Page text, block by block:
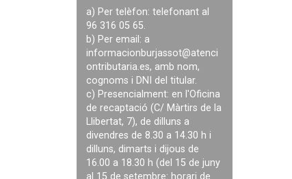
a) Per telèfon: telefonant al
96 316 05 65.
b) Per email: a
informacionburjassot@atenci
ontributaria.es, amb nom,
cognoms i DNI del titular.
c) Presencialment: en l'Oficina
de recaptació (C/ Màrtirs de la
Llibertat, 7), de dilluns a
divendres de 8.30 a 14.30 h i
dilluns, dimarts i dijous de
16.00 a 18.30 h (del 15 de juny